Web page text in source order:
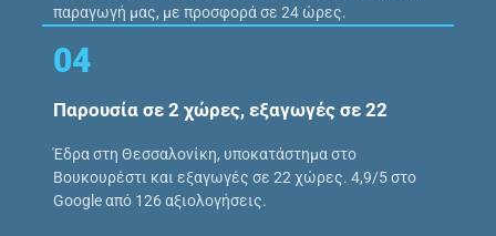
παραγωγή μας, με προσφορά σε 24 ώρες.
04
Παρουσία σε 2 χώρες, εξαγωγές σε 22
Έδρα στη Θεσσαλονίκη, υποκατάστημα στο
Βουκουρέστι και εξαγωγές σε 22 χώρες. 4,9/5 στο
Google από 126 αξιολογήσεις.